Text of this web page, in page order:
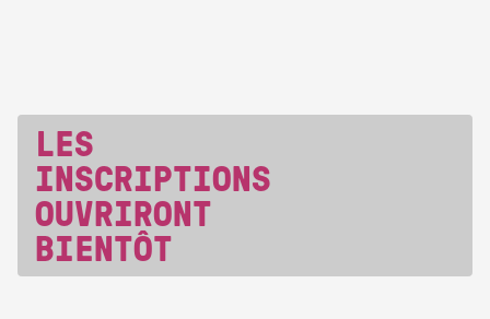
LES
INSCRIPTIONS
OUVRIRONT
BIENTÔT